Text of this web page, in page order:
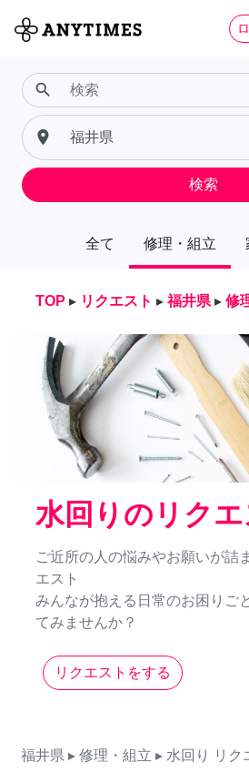
全て 修理・組立
search
place
検索
TOP ▸ リクエスト ▸ 福井県 ▸ 修
水回りのリクエ
ご近所の人の悩みやお願いが詰
エスト
みんなが抱える日常のお困りご
てみませんか？
リクエストをする
福井県 ▸ 修理・組立 ▸ 水回り リク